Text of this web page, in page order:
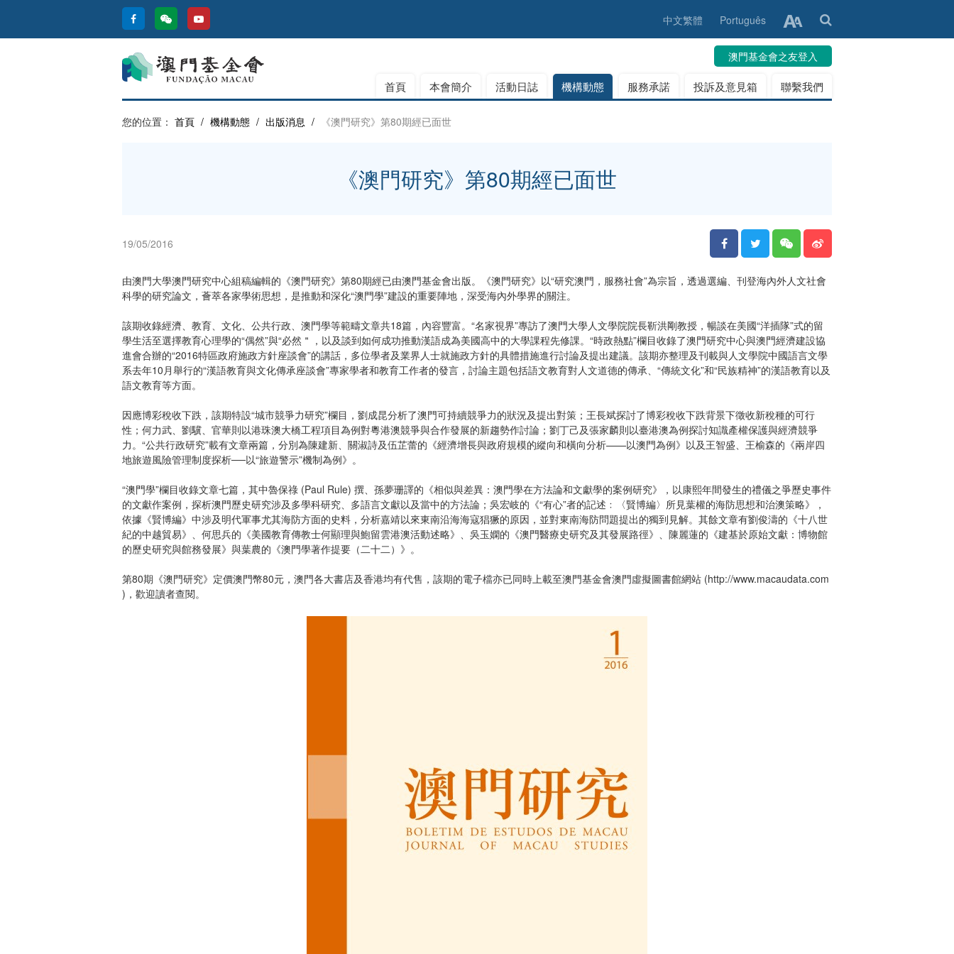
中文繁體 Português
澳門基金會之友登入
首頁 本會簡介 活動日誌 機構動態 服務承諾 投訴及意見箱 聯繫我們
您的位置： 首頁 / 機構動態 / 出版消息 / 《澳門研究》第80期經已面世
《澳門研究》第80期經已面世
19/05/2016
由澳門大學澳門研究中心組稿編輯的《澳門研究》第80期經已由澳門基金會出版。《澳門研究》以“研究澳門，服務社會”為宗旨，透過選編、刊登海內外人文社會
科學的研究論文，薈萃各家學術思想，是推動和深化“澳門學”建設的重要陣地，深受海內外學界的關注。
該期收錄經濟、教育、文化、公共行政、澳門學等範疇文章共18篇，內容豐富。“名家視界”專訪了澳門大學人文學院院長靳洪剛教授，暢談在美國“洋插隊”式的留
學生活至選擇教育心理學的“偶然”與“必然＂，以及談到如何成功推動漢語成為美國高中的大學課程先修課。“時政熱點”欄目收錄了澳門研究中心與澳門經濟建設協
進會合辦的“2016特區政府施政方針座談會”的講話，多位學者及業界人士就施政方針的具體措施進行討論及提出建議。該期亦整理及刊載與人文學院中國語言文學
系去年10月舉行的“漢語教育與文化傳承座談會”專家學者和教育工作者的發言，討論主題包括語文教育對人文道德的傳承、“傳統文化”和“民族精神”的漢語教育以及
語文教育等方面。
因應博彩稅收下跌，該期特設“城市競爭力研究”欄目，劉成昆分析了澳門可持續競爭力的狀況及提出對策；王長斌探討了博彩稅收下跌背景下徵收新稅種的可行
性；何力武、劉驥、官華則以港珠澳大橋工程項目為例對粵港澳競爭與合作發展的新趨勢作討論；劉丁己及張家麟則以臺港澳為例探討知識產權保護與經濟競爭
力。“公共行政研究”載有文章兩篇，分別為陳建新、關淑詩及伍芷蕾的《經濟增長與政府規模的縱向和橫向分析——以澳門為例》以及王智盛、王榆森的《兩岸四
地旅遊風險管理制度探析──以“旅遊警示”機制為例》。
“澳門學”欄目收錄文章七篇，其中魯保祿 (Paul Rule) 撰、孫夢珊譯的《相似與差異：澳門學在方法論和文獻學的案例研究》，以康熙年間發生的禮儀之爭歷史事件
的文獻作案例，探析澳門歷史研究涉及多學科研究、多語言文獻以及當中的方法論；吳宏岐的《“有心”者的記述﹕〈賢博編〉所見葉權的海防思想和治澳策略》，
依據《賢博編》中涉及明代軍事尤其海防方面的史料，分析嘉靖以來東南沿海海寇猖獗的原因，並對東南海防問題提出的獨到見解。其餘文章有劉俊濤的《十八世
紀的中越貿易》、何思兵的《美國教育傳教士何顯理與鮑留雲港澳活動述略》、吳玉嫻的《澳門醫療史研究及其發展路徑》、陳麗蓮的《建基於原始文獻：博物館
的歷史研究與館務發展》與葉農的《澳門學著作提要（二十二）》。
第80期《澳門研究》定價澳門幣80元，澳門各大書店及香港均有代售，該期的電子檔亦已同時上載至澳門基金會澳門虛擬圖書館網站 (http://www.macaudata.com
)，歡迎讀者查閱。